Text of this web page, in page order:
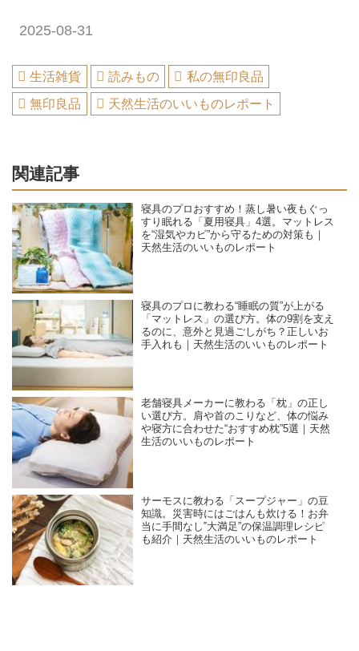
2025-08-31
生活雑貨 読みもの
私の無印良品
無印良品
天然生活のいいものレポート
関連記事
寝具のプロおすすめ！蒸し暑い夜もぐっ
すり眠れる「夏用寝具」4選。マットレス
を“湿気やカビ”から守るための対策も｜
天然生活のいいものレポート
寝具のプロに教わる“睡眠の質”が上がる
「マットレス」の選び方。体の9割を支え
るのに、意外と見過ごしがち？正しいお
手入れも｜天然生活のいいものレポート
老舗寝具メーカーに教わる「枕」の正し
い選び方。肩や首のこりなど、体の悩み
や寝方に合わせた“おすすめ枕”5選｜天然
生活のいいものレポート
サーモスに教わる「スープジャー」の豆
知識。災害時にはごはんも炊ける！お弁
当に手間なし‟大満足”の保温調理レシピ
も紹介｜天然生活のいいものレポート